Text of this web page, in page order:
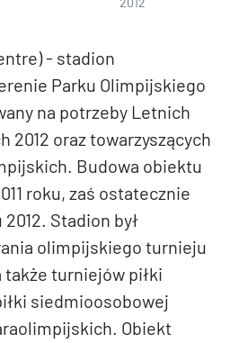
- stadion
Parku Olimpijskiego
na potrzeby Letnich
2012 oraz towarzyszących
Budowa obiektu
roku, zaś ostatecznie
Stadion był
olimpijskiego turnieju
także turniejów piłki
siedmioosobowej
Obiekt